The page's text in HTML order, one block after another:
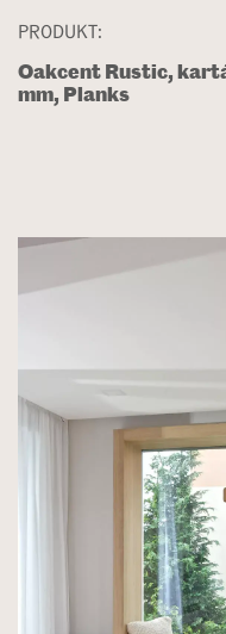
PRODUKT:
Oakcent Rustic,
mm, Planks